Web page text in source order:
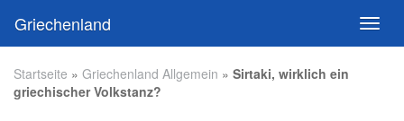
main
Griechenland
Startseite » Griechenland Allgemein » Sirtaki, wirklich ein
griechischer Volkstanz?